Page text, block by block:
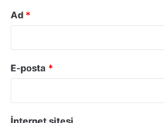
Ad *
E-posta *